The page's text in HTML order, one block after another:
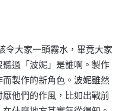
令大家一頭霧水，畢竟大家
過「波妮」是誰啊。製作
製作的新角色。波妮雖然
他們的作風，比如出戰前